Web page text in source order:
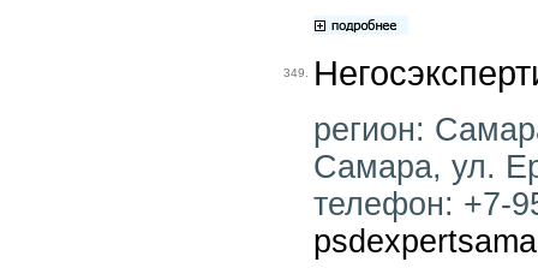
349.
регион:
Самара, ул.
телефон: +7-